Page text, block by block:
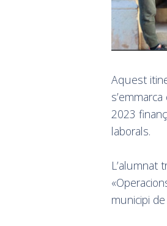
Aquest
2023
laborals.
L’alumnat
municipi